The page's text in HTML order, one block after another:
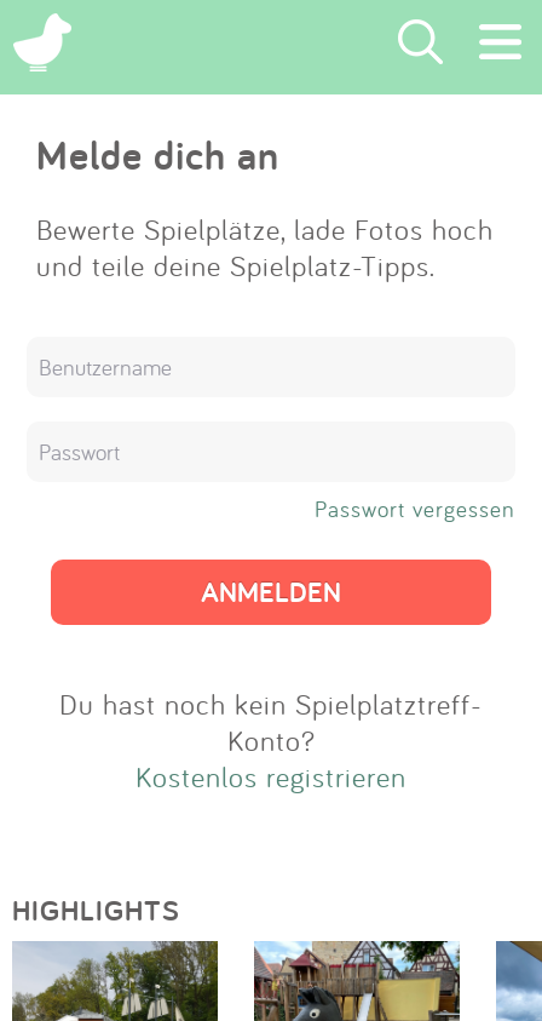
×
Suchen
Eintragen
App
Melde dich an
Bewerte Spielplätze, lade Fotos hoch
und teile deine Spielplatz-Tipps.
Passwort vergessen
Du hast noch kein Spielplatztreff-
Konto?
Kostenlos registrieren
HIGHLIGHTS